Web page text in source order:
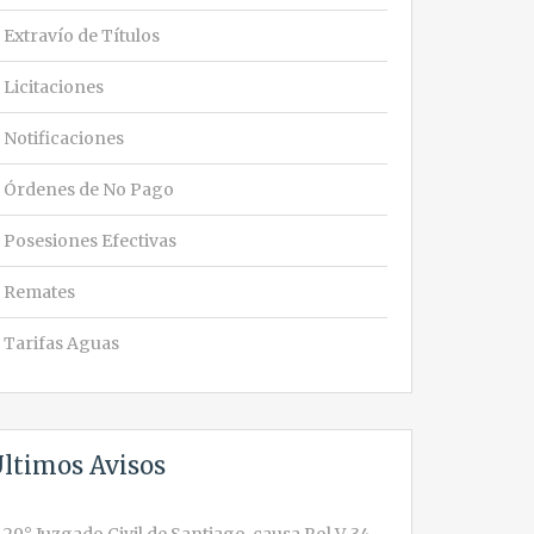
Extravío de Títulos
Licitaciones
Notificaciones
Órdenes de No Pago
Posesiones Efectivas
Remates
Tarifas Aguas
Avisos